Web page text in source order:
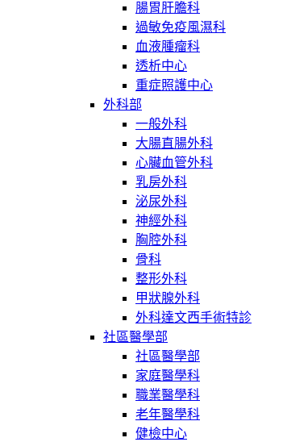
腸胃肝膽科
過敏免疫風濕科
血液腫瘤科
透析中心
重症照護中心
外科部
一般外科
大腸直腸外科
心臟血管外科
乳房外科
泌尿外科
神經外科
胸腔外科
骨科
整形外科
甲狀腺外科
外科達文西手術特診
社區醫學部
社區醫學部
家庭醫學科
職業醫學科
老年醫學科
健檢中心